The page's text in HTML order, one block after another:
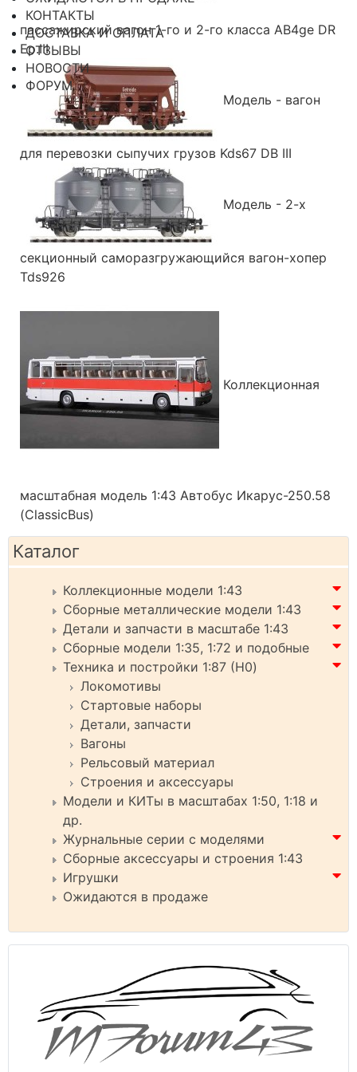
КОНТАКТЫ
ДОСТАВКА И ОПЛАТА
ОТЗЫВЫ
НОВОСТИ
ФОРУМ
пассажирский вагон 1-го и 2-го класса AB4ge DR
Ep.III
Модель - вагон
для перевозки сыпучих грузов Kds67 DB III
Модель - 2-х
секционный саморазгружающийся вагон-хопер
Tds926
Коллекционная
масштабная модель 1:43 Автобус Икарус-250.58
(ClassicBus)
Каталог
Коллекционные модели 1:43
Сборные металлические модели 1:43
Детали и запчасти в масштабе 1:43
Сборные модели 1:35, 1:72 и подобные
Техника и постройки 1:87 (H0)
Локомотивы
Стартовые наборы
Детали, запчасти
Вагоны
Рельсовый материал
Строения и аксессуары
Модели и КИТы в масштабах 1:50, 1:18 и
др.
Журнальные серии с моделями
Сборные аксессуары и строения 1:43
Игрушки
Ожидаются в продаже